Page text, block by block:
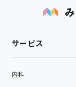
サービス
内科